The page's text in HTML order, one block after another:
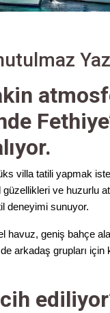
villa tatili yapmak
güzellikleri ve huzurlu
deneyimi sunuyor.
havuz, geniş bahçe
arkadaş grupları